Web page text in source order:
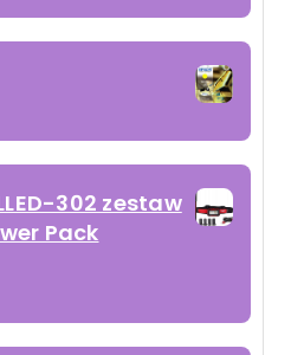
302 zestaw
Pack